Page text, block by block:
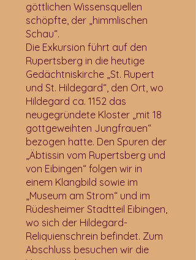
göttlichen Wissensquellen
schöpfte, der „himmlischen
Schau“.
Die Exkursion führt auf den
Rupertsberg in die heutige
Gedächtniskirche „St. Rupert
und St. Hildegard“, den Ort, wo
Hildegard ca. 1152 das
neugegründete Kloster „mit 18
gottgeweihten Jungfrauen“
bezogen hatte. Den Spuren der
„Äbtissin vom Rupertsberg und
von Eibingen“ folgen wir in
einem Klangbild sowie im
„Museum am Strom“ und im
Rüdesheimer Stadtteil Eibingen,
wo sich der Hildegard-
Reliquienschrein befindet. Zum
Abschluss besuchen wir die